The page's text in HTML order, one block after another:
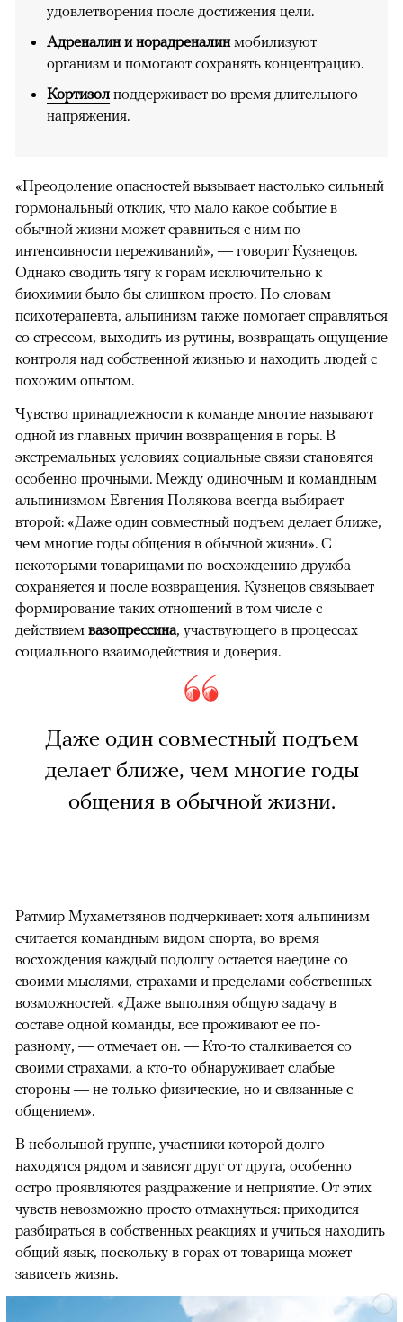
удовлетворения после достижения цели.
Адреналин и норадреналинмобилизуют
организм и помогают сохранять концентрацию.
Кортизол поддерживает во время длительного
напряжения.
«Преодоление опасностей вызывает настолько сильный
гормональный отклик, что мало какое событие в
обычной жизни может сравниться с ним по
интенсивности переживаний», — говорит Кузнецов.
Однако сводить тягу к горам исключительно к
биохимии было бы слишком просто. По словам
психотерапевта, альпинизм также помогает справляться
со стрессом, выходить из рутины, возвращать ощущение
контроля над собственной жизнью и находить людей с
похожим опытом.
Чувство принадлежности к команде многие называют
одной из главных причин возвращения в горы. В
экстремальных условиях социальные связи становятся
особенно прочными. Между одиночным и командным
альпинизмом Евгения Полякова всегда выбирает
второй: «Даже один совместный подъем делает ближе,
чем многие годы общения в обычной жизни». С
некоторыми товарищами по восхождению дружба
сохраняется и после возвращения. Кузнецов связывает
формирование таких отношений в том числе с
действием вазопрессина, участвующего в процессах
социального взаимодействия и доверия.
Даже один совместный подъем
делает ближе, чем многие годы
общения в обычной жизни.
Ратмир Мухаметзянов подчеркивает: хотя альпинизм
считается командным видом спорта, во время
восхождения каждый подолгу остается наедине со
своими мыслями, страхами и пределами собственных
возможностей. «Даже выполняя общую задачу в
составе одной команды, все проживают ее по-
разному, — отмечает он. — Кто-то сталкивается со
своими страхами, а кто-то обнаруживает слабые
стороны — не только физические, но и связанные с
общением».
В небольшой группе, участники которой долго
находятся рядом и зависят друг от друга, особенно
остро проявляются раздражение и неприятие. От этих
чувств невозможно просто отмахнуться: приходится
разбираться в собственных реакциях и учиться находить
общий язык, поскольку в горах от товарища может
зависеть жизнь.